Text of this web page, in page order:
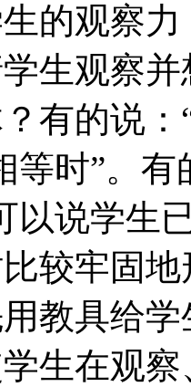
的观察
生观察
有的说
等时”。
以说学生
较牢固
教具给
生在观